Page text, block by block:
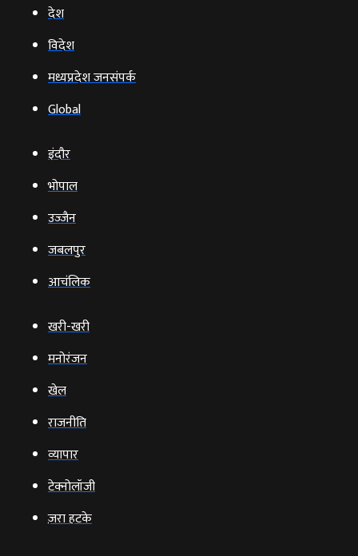
देश
विदेश
मध्यप्रदेश जनसंपर्क
Global
इंदौर
भोपाल
उज्‍जैन
जबलपुर
आचंलिक
खरी-खरी
मनोरंजन
खेल
राजनीति
व्‍यापार
टेक्‍नोलॉजी
ज़रा हटके